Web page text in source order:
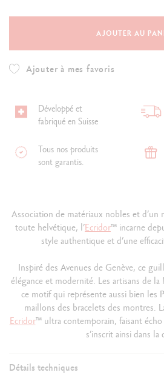
AJOUTER AU
Ajouter à mes favoris
Développé et
fabriqué en Suisse
Tous nos produits
sont garantis.
Association de matériaux nobles et d’un
toute helvétique, l’Ecridor™ incarne
style authentique et d’une
Inspiré des Avenues de Genève, ce
élégance et modernité. Les artisans de
ce motif qui représente aussi bien les
maillons des bracelets des montres.
Ecridor™ ultra contemporain, faisant
s’inscrit ainsi dans la
Détails techniques